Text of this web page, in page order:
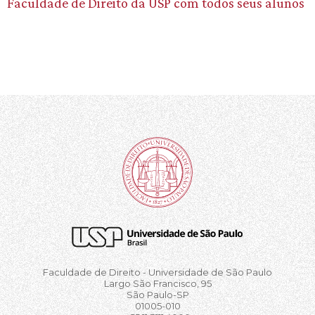
Faculdade de Direito - Universidade de São Paulo
Largo São Francisco, 95
São Paulo-SP
01005-010